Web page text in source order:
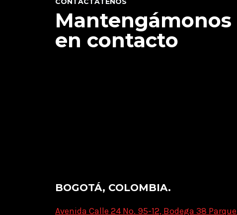
Mantengámonos
en contacto
BOGOTÁ, COLOMBIA.
Avenida Calle 24 No. 95-12, Bodega 38